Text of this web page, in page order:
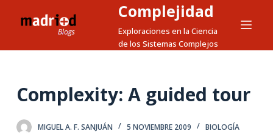
Complejidad
Exploraciones en la Ciencia
de los Sistemas Complejos
Complexity: A guided tour
MIGUEL A. F. SANJUÁN 5 NOVIEMBRE 2009
BIOLOGÍA